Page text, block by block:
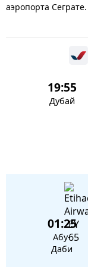
аэропорта Сеграте.
19:55
Дубай
01:25
Абу-
Даби